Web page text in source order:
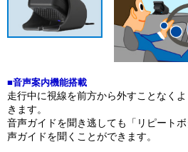
■音声案内機能搭載
走行中に視線を前方から外すことなく
きます。
音声ガイドを聞き逃しても「リピート
声ガイドを聞くことができます。